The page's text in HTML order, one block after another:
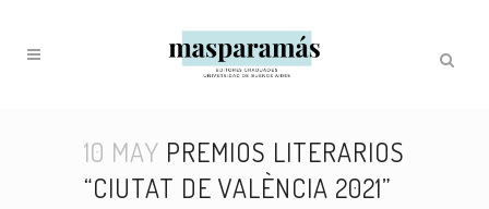
10 MAY PREMIOS LITERARIOS
“CIUTAT DE VALÈNCIA 2021”